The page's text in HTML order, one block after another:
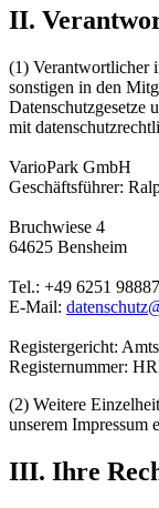
II.
(1) Verantwortlicher
sonstigen in den
Datenschutzgesetze
mit
VarioPark GmbH
Geschäftsführer:
Bruchwiese 4
64625 Bensheim
Tel.: +49 6251
E-Mail:
Registergericht:
Registernummer:
(2) Weitere
unserem Impressum
III. Ihre